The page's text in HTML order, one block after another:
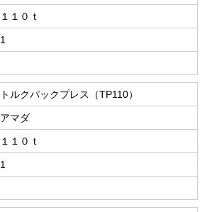
１１０ｔ
1
トルクパックプレス（TP110）
アマダ
１１０ｔ
1